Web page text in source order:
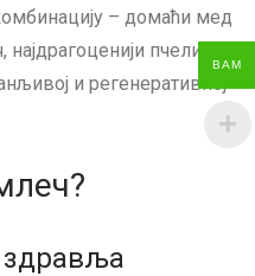
– домаћи мед
пчелињи
и регенеративној
BAM